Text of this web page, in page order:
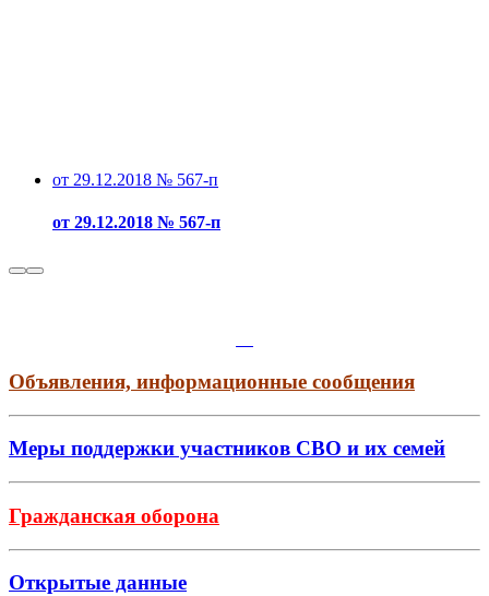
от 29.12.2018 № 567-п
от 29.12.2018 № 567-п
Объявления, информационные сообщения
Меры поддержки участников СВО и их семей
Гражданская оборона
Открытые данные